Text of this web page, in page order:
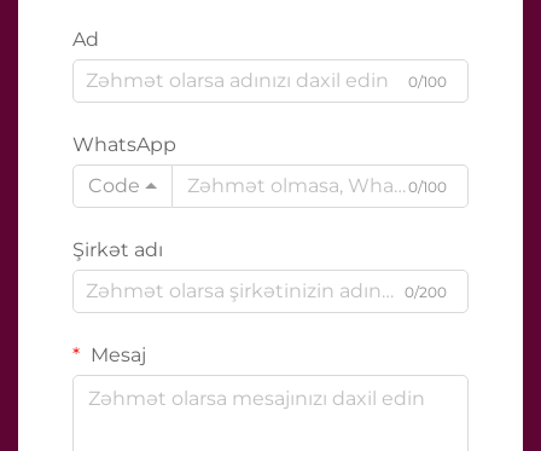
Ad
0/100
WhatsApp
Code
0/100
Şirkət adı
0/200
Mesaj